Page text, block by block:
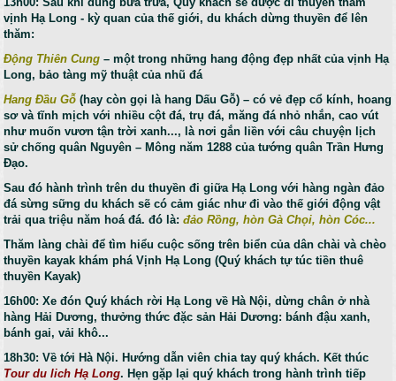
vịnh Hạ Long - kỳ quan của thế giới, du khách dừng thuyền để lên
thăm:
Động Thiên Cung – một trong những hang động đẹp nhất của vịnh Hạ
Long, bảo tàng mỹ thuật của nhũ đá
Hang Đầu Gỗ (hay còn gọi là hang Dấu Gỗ) – có vẻ đẹp cổ kính, hoang
sơ và tĩnh mịch với nhiều cột đá, trụ đá, măng đá nhỏ nhắn, cao vút
như muốn vươn tận trời xanh..., là nơi gắn liền với câu chuyện lịch
sử chống quân Nguyên – Mông năm 1288 của tướng quân Trần Hưng
Đạo.
Sau đó hành trình trên du thuyền đi giữa Hạ Long với hàng ngàn đảo
đá sừng sững du khách sẽ có cảm giác như đi vào thế giới động vật
trải qua triệu năm hoá đá. đó là:đảo Rồng, hòn Gà Chọi, hòn Cóc...
Thăm làng chài để tìm hiểu cuộc sống trên biển của dân chài và chèo
thuyền kayak khám phá Vịnh Hạ Long (Quý khách tự túc tiền thuê
thuyền Kayak)
16h00: Xe đón Quý khách rời Hạ Long về Hà Nội, dừng chân ở nhà
hàng Hải Dương, thưởng thức đặc sản Hải Dương: bánh đậu xanh,
bánh gai, vải khô...
18h30: Về tới Hà Nội. Hướng dẫn viên chia tay quý khách. Kết thúc
Tour du lich Hạ Long. Hẹn gặp lại quý khách trong hành trình tiếp